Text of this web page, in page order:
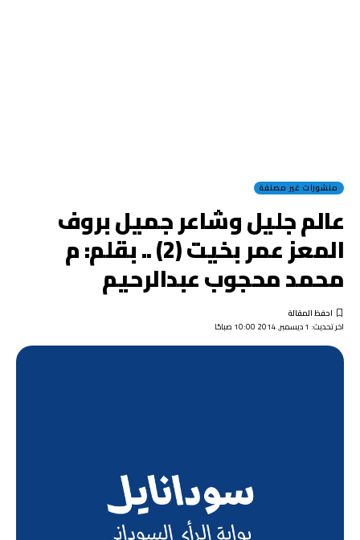
منشورات غير مصنفة
عالم جليل وشاعر جميل بروف
المعز عمر بخيت (2) .. بقلم: م
محمد محجوب عبدالرحيم
اخر تحديث: 1 ديسمبر, 2014 10:00 صباحًا